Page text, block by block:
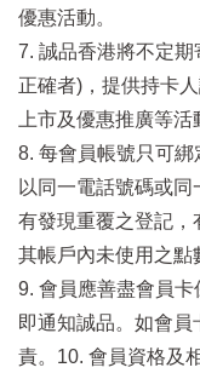
優惠活動。
7. 誠品香港將不定
正確者)，提供持卡
上市及優惠推廣等活
8. 每會員帳號只可
以同一電話號碼或
有發現重覆之登記，
其帳戶內未使用之點
9. 會員應善盡會員
即通知誠品。如會
責。10. 會員資格及